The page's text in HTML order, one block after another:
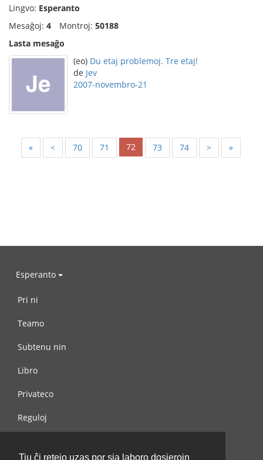
Tiu ĉi retejo uzas por sia laboro dosierojn
Lingvo: Esperanto
Mesaĝoj: 4 Montroj: 50188
Lasta mesaĝo
(eo) Du etaj problemoj. Tre etaj!
de Jev
2007-novembro-21
« < 70 71 72 73 74 > »
Esperanto
Pri ni
Teamo
Subtenu nin
Libro
Privateco
Reguloj